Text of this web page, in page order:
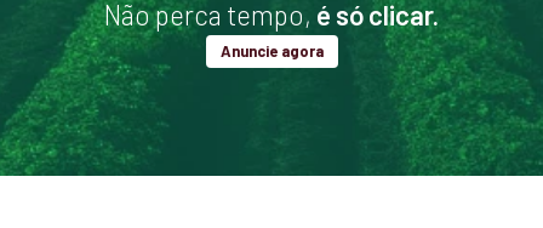
Não perca tempo, é só clicar.
Anuncie agora